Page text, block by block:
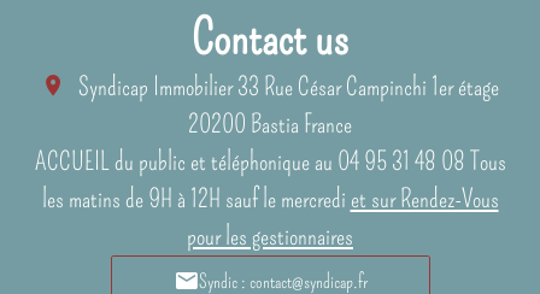
Contact us
Syndicap Immobilier33 Rue César Campinchi 1er étage
20200 Bastia France
ACCUEIL du public et téléphonique au 04 95 31 48 08 Tous
les matins de 9H à 12H sauf le mercredi et sur Rendez-Vous
pour les gestionnaires
Syndic : contact@syndicap.fr